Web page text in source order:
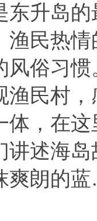
东升岛
渔民热
风俗习
渔民村
体，在
讲述海
爽朗的